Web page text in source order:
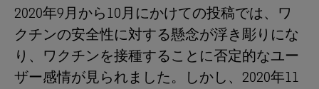
2020年9月から10月にかけての投稿では、ワ
クチンの安全性に対する懸念が浮き彫りにな
り、ワクチンを接種することに否定的なユー
ザー感情が見られました。しかし、2020年11